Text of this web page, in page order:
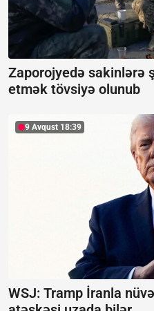
Zaporojyedə sakinlərə
etmək tövsiyə olunub
9 Avqust 18:39
WSJ: Tramp İranla